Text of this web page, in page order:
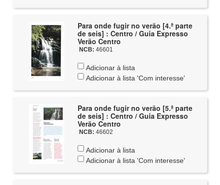
Para onde fugir no verão [4.ª parte
de seis] : Centro / Guia Expresso
Verão Centro
NCB: 46601
Adicionar à lista
Adicionar à lista 'Com interesse'
Para onde fugir no verão [5.ª parte
de seis] : Centro / Guia Expresso
Verão Centro
NCB: 46602
Adicionar à lista
Adicionar à lista 'Com interesse'